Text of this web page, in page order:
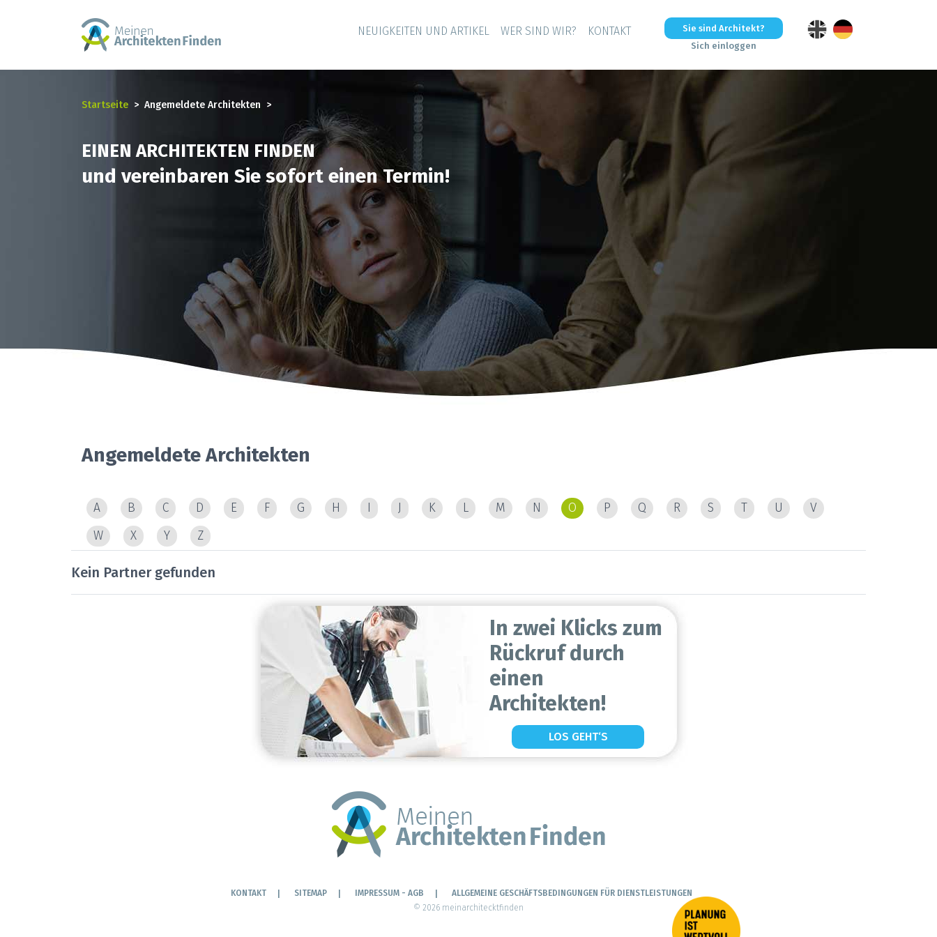
NEUIGKEITEN UND ARTIKEL WER SIND WIR? KONTAKT
Sie sind Architekt?
Sich einloggen
Startseite Angemeldete Architekten
EINEN ARCHITEKTEN FINDEN
und vereinbaren Sie sofort einen Termin!
Angemeldete Architekten
A B C D E F G H J K L M N O P Q R S T U
V
W
X Y Z
Kein Partner gefunden
In zwei Klicks zum
Rückruf durch
einen
Architekten!
LOS GEHT‘S
KONTAKT SITEMAP IMPRESSUM - AGB
ALLGEMEINE GESCHÄFTSBEDINGUNGEN FÜR DIENSTLEISTUNGEN
© 2026 meinarchitecktfinden